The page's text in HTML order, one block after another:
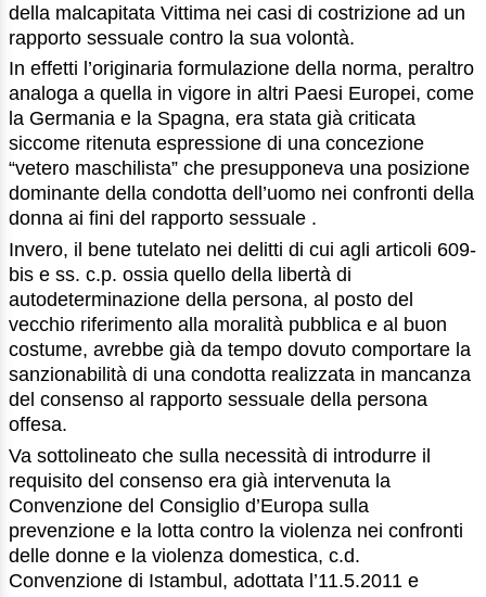
della malcapitata Vittima nei casi di costrizione ad un
rapporto sessuale contro la sua volontà.
In effetti l’originaria formulazione della norma, peraltro
analoga a quella in vigore in altri Paesi Europei, come
la Germania e la Spagna, era stata già criticata
siccome ritenuta espressione di una concezione
“vetero maschilista” che presupponeva una posizione
dominante della condotta dell’uomo nei confronti della
donna ai fini del rapporto sessuale .
Invero, il bene tutelato nei delitti di cui agli articoli 609-
bis e ss. c.p. ossia quello della libertà di
autodeterminazione della persona, al posto del
vecchio riferimento alla moralità pubblica e al buon
costume, avrebbe già da tempo dovuto comportare la
sanzionabilità di una condotta realizzata in mancanza
del consenso al rapporto sessuale della persona
offesa.
Va sottolineato che sulla necessità di introdurre il
requisito del consenso era già intervenuta la
Convenzione del Consiglio d’Europa sulla
prevenzione e la lotta contro la violenza nei confronti
delle donne e la violenza domestica, c.d.
Convenzione di Istambul, adottata l’11.5.2011 e